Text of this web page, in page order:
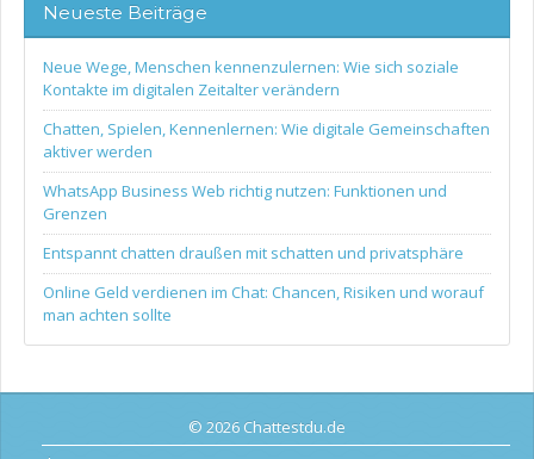
Neueste Beiträge
Neue Wege, Menschen kennenzulernen: Wie sich soziale
Kontakte im digitalen Zeitalter verändern
Chatten, Spielen, Kennenlernen: Wie digitale Gemeinschaften
aktiver werden
WhatsApp Business Web richtig nutzen: Funktionen und
Grenzen
Entspannt chatten draußen mit schatten und privatsphäre
Online Geld verdienen im Chat: Chancen, Risiken und worauf
man achten sollte
© 2026 Chattestdu.de